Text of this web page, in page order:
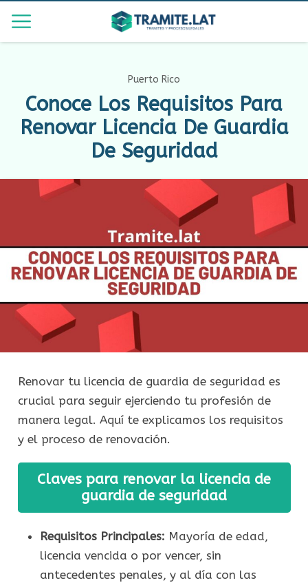
Puerto Rico
Conoce Los Requisitos Para
Renovar Licencia De Guardia
De Seguridad
Renovar tu licencia de guardia de seguridad es
crucial para seguir ejerciendo tu profesión de
manera legal. Aquí te explicamos los requisitos
y el proceso de renovación.
Claves para renovar la licencia de
guardia de seguridad
Requisitos Principales: Mayoría de edad,
licencia vencida o por vencer, sin
antecedentes penales, y al día con las